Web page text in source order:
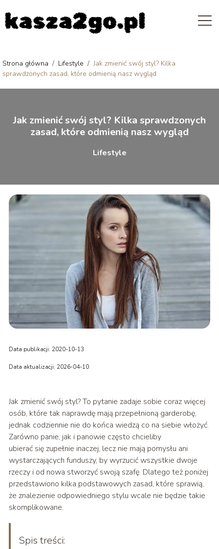
Strona główna / Lifestyle /Jak zmienić swój styl? Kilka
sprawdzonych zasad, które odmienią nasz wygląd
Jak zmienić swój styl? Kilka sprawdzonych
zasad, które odmienią nasz wygląd
Lifestyle
Data publikacji: 2020-10-13
Data aktualizacji: 2026-04-10
Jak zmienić swój styl? To pytanie zadaje sobie coraz więcej
osób, które tak naprawdę mają przepełnioną garderobę,
jednak codziennie nie do końca wiedzą co na siebie włożyć.
Zarówno panie, jak i panowie często chcieliby
ubierać się zupełnie inaczej, lecz nie mają pomysłu ani
wystarczających funduszy, by wyrzucić wszystkie dwoje
rzeczy i od nowa stworzyć swoją szafę. Dlatego też poniżej
przedstawiono kilka podstawowych zasad, które sprawią,
że znalezienie odpowiedniego stylu wcale nie będzie takie
skomplikowane.
Spis treści: